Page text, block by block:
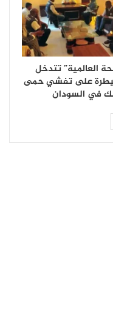
العالمية” تتدخل
على تفشي حمى
في السودان